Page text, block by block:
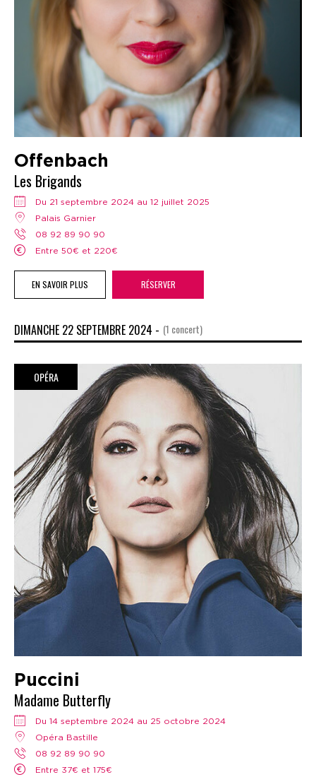
Offenbach
Les Brigands
Du 21 septembre 2024 au 12 juillet 2025
Palais Garnier
08 92 89 90 90
Entre 50€ et 220€
EN SAVOIR PLUS RÉSERVER
DIMANCHE 22 SEPTEMBRE 2024 - (1 concert)
OPÉRA
Puccini
Madame Butterfly
Du 14 septembre 2024 au 25 octobre 2024
Opéra Bastille
08 92 89 90 90
Entre 37€ et 175€